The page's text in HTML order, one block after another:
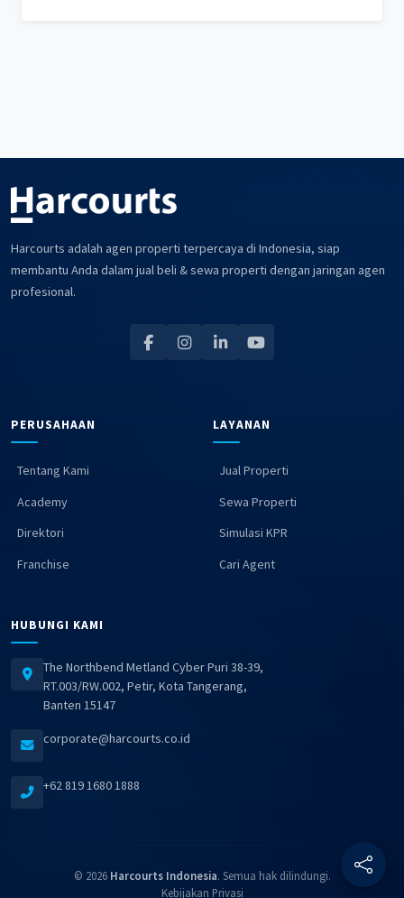
Harcourts adalah agen properti terpercaya di Indonesia, siap
membantu Anda dalam jual beli & sewa properti dengan jaringan agen
profesional.
PERUSAHAAN
Tentang Kami
Academy
Direktori
Franchise
LAYANAN
Jual Properti
Sewa Properti
Simulasi KPR
Cari Agent
HUBUNGI KAMI
The Northbend Metland Cyber Puri 38-39,
RT.003/RW.002, Petir, Kota Tangerang,
Banten 15147
corporate@harcourts.co.id
+62 819 1680 1888
© 2026 Harcourts Indonesia. Semua hak dilindungi.
Kebijakan Privasi